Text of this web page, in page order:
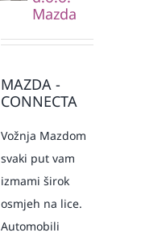
Mazda
MAZDA -
CONNECTA
Vožnja Mazdom
svaki put vam
izmami širok
osmjeh na lice.
Automobili